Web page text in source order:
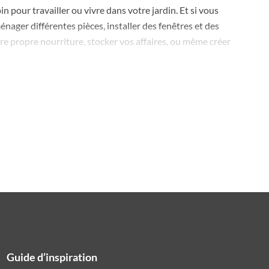
pour travailler ou vivre dans votre jardin. Et si vous
différentes pièces, installer des fenêtres et des
propre nourriture, stocker vos affaires, ou même créer
décennale.
ou professionnels.
Guide d’inspiration